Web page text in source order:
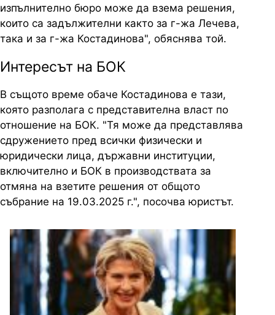
изпълнително бюро може да взема решения,
които са задължителни както за г-жа Лечева,
така и за г-жа Костадинова", обяснява той.
Интересът на БОК
В същото време обаче Костадинова е тази,
която разполага с представителна власт по
отношение на БОК. "Тя може да представлява
сдружението пред всички физически и
юридически лица, държавни институции,
включително и БОК в производствата за
отмяна на взетите решения от общото
събрание на 19.03.2025 г.", посочва юристът.